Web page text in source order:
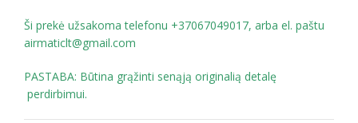
Ši prekė užsakoma telefonu +37067049017, arba el. paštu
airmaticlt@gmail.com
PASTABA: Būtina grąžinti senąją originalią detalę
perdirbimui.